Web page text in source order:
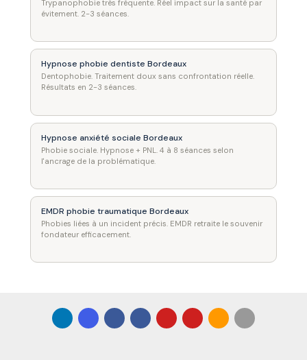
Trypanophobie très fréquente. Réel impact sur la santé par
évitement. 2-3 séances.
Hypnose phobie dentiste Bordeaux
Dentophobie. Traitement doux sans confrontation réelle.
Résultats en 2-3 séances.
Hypnose anxiété sociale Bordeaux
Phobie sociale. Hypnose + PNL. 4 à 8 séances selon
l'ancrage de la problématique.
EMDR phobie traumatique Bordeaux
Phobies liées à un incident précis. EMDR retraite le souvenir
fondateur efficacement.